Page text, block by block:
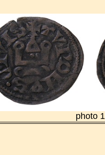
photo 1